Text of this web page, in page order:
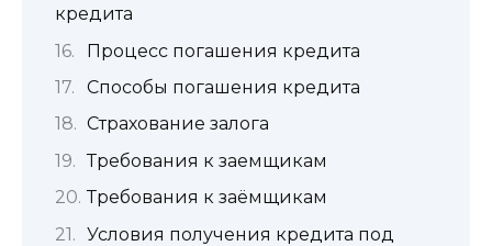
кредита
Процесс погашения кредита
Способы погашения кредита
Страхование залога
Требования к заемщикам
Требования к заёмщикам
Условия получения кредита под